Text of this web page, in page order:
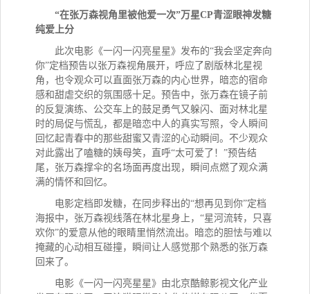
“在张万森视角里被他爱一次”万星CP青涩眼神发糖
纯爱上分
此次电影《一闪一闪亮星星》发布的“我会坚定奔向
你”定档预告以张万森视角展开，呼应了剧版林北星视
角，也令观众可以直面张万森的内心世界，暗恋的宿命
感和甜虐交织的氛围感十足。预告中，张万森在镜子前
的反复演练、公交车上的鼓足勇气又躲闪、面对林北星
时的局促与慌乱，都是暗恋中人的真实写照，令人瞬间
回忆起青春中的那些甜蜜又青涩的心动瞬间。不少观众
对此露出了嗑糖的姨母笑，直呼“太可爱了！”预告结
尾，张万森撑伞的名场面再度出现，瞬间点燃了观众满
满的情怀和回忆。
电影定档即发糖，在同步释出的“想再见到你”定档
海报中，张万森视线落在林北星身上，“星河流转，只喜
欢你”的爱意从他的眼睛里悄然流出。暗恋的胆怯与难以
掩藏的心动相互碰撞，瞬间让人感觉那个熟悉的张万森
回来了。
电影《一闪一闪亮星星》由北京酷鲸影视文化产业